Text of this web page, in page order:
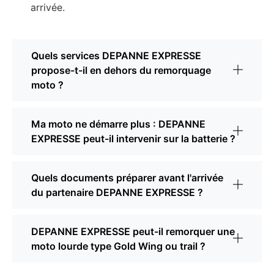
arrivée.
Quels services DEPANNE EXPRESSE
propose-t-il en dehors du remorquage
moto ?
Ma moto ne démarre plus : DEPANNE
EXPRESSE peut-il intervenir sur la batterie ?
Quels documents préparer avant l'arrivée
du partenaire DEPANNE EXPRESSE ?
DEPANNE EXPRESSE peut-il remorquer une
moto lourde type Gold Wing ou trail ?